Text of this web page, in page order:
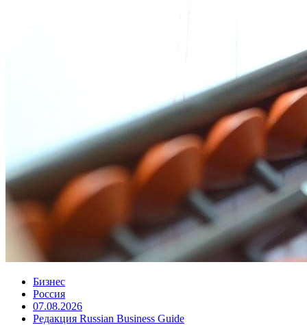
Бизнес
Россия
07.08.2026
Редакция Russian Business Guide